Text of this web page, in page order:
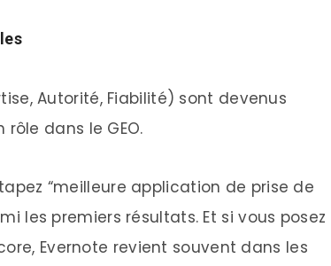
Autorité, Fiabilité) sont devenus
rôle dans le GEO.
“meilleure application de prise de
les premiers résultats. Et si vous posez
Evernote revient souvent dans les